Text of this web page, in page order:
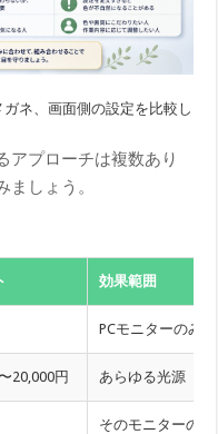
ネ、画面側の設定を比較し
アプローチは複数あり
しょう。
効果範囲
PCモニターのみ
20,000円 あらゆる光源
そのモニターのみ